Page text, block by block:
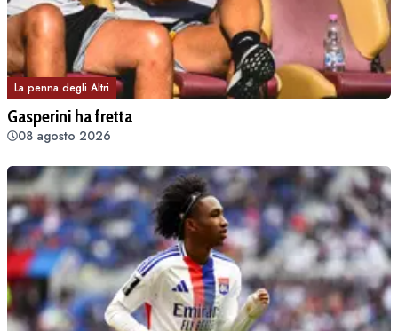
La penna degli Altri
Gasperini ha fretta
08 agosto 2026